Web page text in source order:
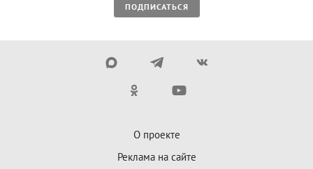
ПОДПИСАТЬСЯ
О проекте
Реклама на сайте